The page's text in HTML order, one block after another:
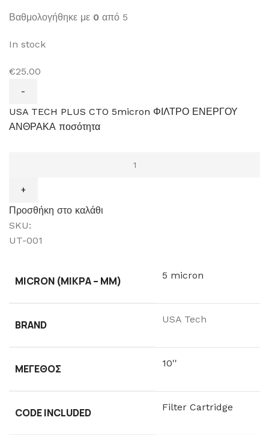
Βαθμολογήθηκε με 0 από 5
In stock
€25.00
USA TECH PLUS CTO 5micron ΦΙΛΤΡΟ ΕΝΕΡΓΟΥ
ΑΝΘΡΑΚΑ ποσότητα
Προσθήκη στο καλάθι
SKU:
UT-001
MICRON (ΜΙΚΡΆ – ΜM) 5 micron
BRAND USA Tech
ΜΈΓΕΘΟΣ 10''
CODE INCLUDED Filter Cartridge